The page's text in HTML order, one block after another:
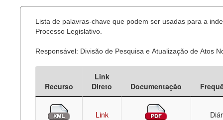
Lista de palavras-chave que podem ser usadas para a
Processo Legislativo.
Responsável: Divisão de Pesquisa e Atualização de Atos
Recurso
Link
Direto
Documentação
Link